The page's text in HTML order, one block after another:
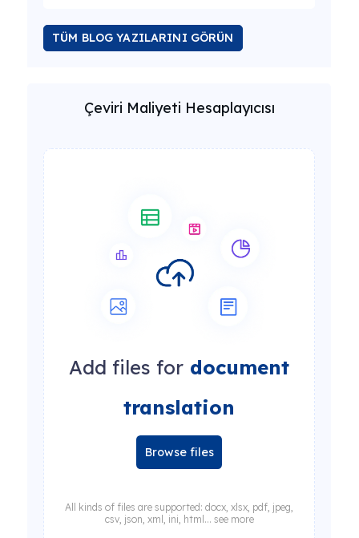
TÜM BLOG YAZILARINI GÖRÜN
Çeviri Maliyeti Hesaplayıcısı
Add files for document
translation
Browse files
All kinds of files are supported: docx, xlsx, pdf, jpeg,
csv, json, xml, ini, html... see more